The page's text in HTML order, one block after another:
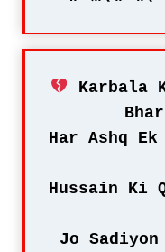
Karbala
Har Ashq
Hussain Ki
Jo